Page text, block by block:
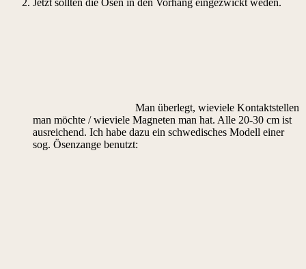
Jetzt sollten die Ösen in den Vorhang eingezwickt weden.
Man überlegt, wieviele Kontaktstellen
man möchte / wieviele Magneten man hat. Alle 20-30 cm ist
ausreichend. Ich habe dazu ein schwedisches Modell einer
sog. Ösenzange benutzt: